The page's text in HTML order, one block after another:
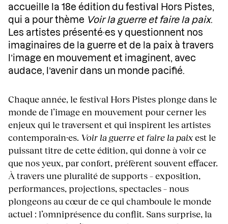
accueille la 18e édition du festival Hors Pistes,
qui a pour thème Voir la guerre et faire la paix.
Les artistes présenté·es y questionnent nos
imaginaires de la guerre et de la paix à travers
l’image en mouvement et imaginent, avec
audace, l’avenir dans un monde pacifié.
Chaque année, le festival Hors Pistes plonge dans le
monde de l’image en mouvement pour cerner les
enjeux qui le traversent et qui inspirent les artistes
contemporain·es. Voir la guerre et faire la paixest le
puissant titre de cette édition, qui donne à voir ce
que nos yeux, par confort, préfèrent souvent effacer.
À travers une pluralité de supports – exposition,
performances, projections, spectacles – nous
plongeons au cœur de ce qui chamboule le monde
actuel : l’omniprésence du conflit. Sans surprise, la